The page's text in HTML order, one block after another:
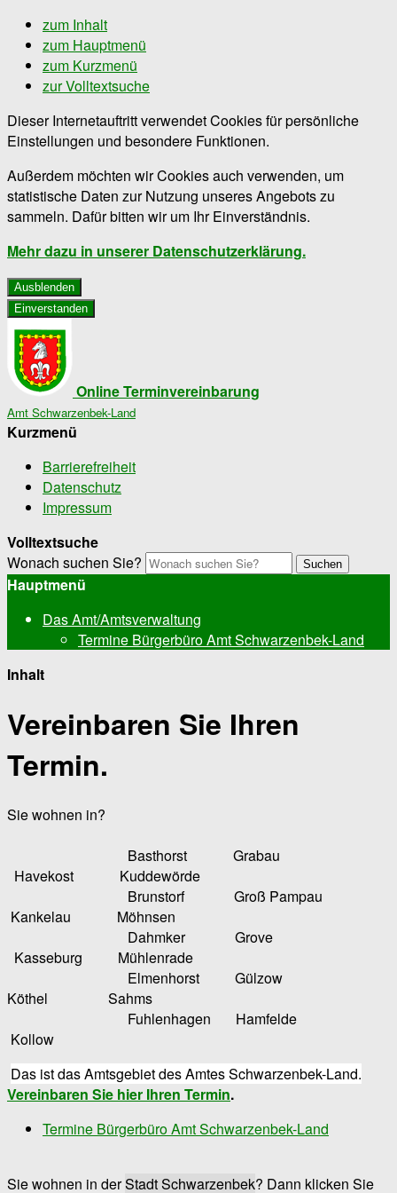
zum Inhalt
zum Hauptmenü
zum Kurzmenü
zur Volltextsuche
Dieser Internetauftritt verwendet Cookies für persönliche
Einstellungen und besondere Funktionen.
Außerdem möchten wir Cookies auch verwenden, um
statistische Daten zur Nutzung unseres Angebots zu
sammeln. Dafür bitten wir um Ihr Einverständnis.
Mehr dazu in unserer Datenschutzerklärung.
Ausblenden
Einverstanden
Online Terminvereinbarung
Amt Schwarzenbek-Land
Kurzmenü
Barrierefreiheit
Datenschutz
Impressum
Volltextsuche
Wonach suchen Sie?
Suchen
Hauptmenü
Das Amt/Amtsverwaltung
Termine Bürgerbüro Amt Schwarzenbek-Land
Inhalt
Vereinbaren Sie Ihren
Termin.
Sie wohnen in?
Basthorst Grabau
Havekost Kuddewörde
Brunstorf Groß Pampau
Kankelau Möhnsen
Dahmker Grove
Kasseburg Mühlenrade
Elmenhorst Gülzow
Köthel Sahms
Fuhlenhagen Hamfelde
Kollow
Das ist das Amtsgebiet des Amtes Schwarzenbek-Land.
Vereinbaren Sie hier Ihren Termin.
Termine Bürgerbüro Amt Schwarzenbek-Land
Sie wohnen in derStadt Schwarzenbek? Dann klicken Sie